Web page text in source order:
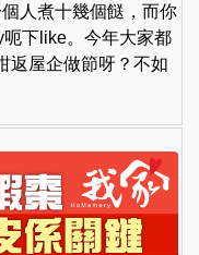
人煮十幾個餸，而你
下like。今年大家都
返屋企做節呀？不如